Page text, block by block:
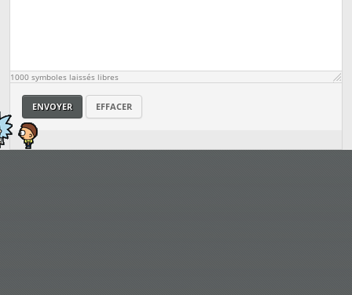
1000 symboles laissés libres
ENVOYER EFFACER